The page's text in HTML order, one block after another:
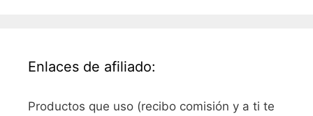
Enlaces de afiliado:
Productos que uso (recibo comisión y a ti te